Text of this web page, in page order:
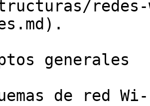
generales
de red